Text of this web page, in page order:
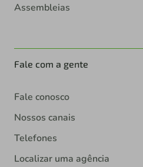
Assembleias
Fale com a gente
Fale conosco
Nossos canais
Telefones
Localizar uma agência